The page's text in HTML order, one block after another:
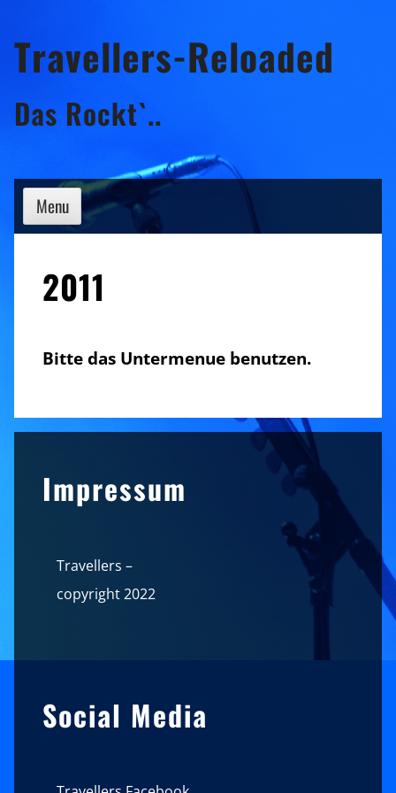
to
content
Travellers-Reloaded
Das Rockt`..
Menu
2011
Bitte das Untermenue benutzen.
Impressum
Travellers –
copyright 2022
Social Media